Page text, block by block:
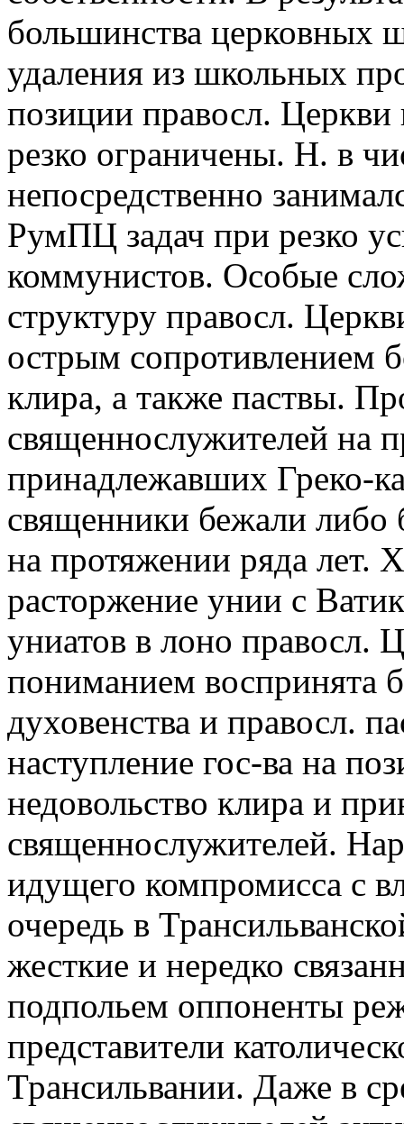
большинства церковных
удаления из школьных
позиции правосл.
резко ограничены. Н. в
непосредственно
РумПЦ задач при резко
коммунистов. Особые
структуру правосл.
острым сопротивлением
клира, а также паствы.
священнослужителей на
принадлежавших Греко-
священники бежали либо
на протяжении ряда лет.
расторжение унии с
униатов в лоно правосл.
пониманием воспринята
духовенства и правосл.
наступление гос-ва на
недовольство клира и
священнослужителей.
идущего компромисса с
очередь в
жесткие и нередко
подпольем оппоненты
представители
Трансильвании. Даже в